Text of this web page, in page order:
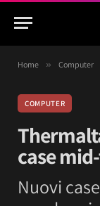
Home » Computer
COMPUTER
case
Nuovi